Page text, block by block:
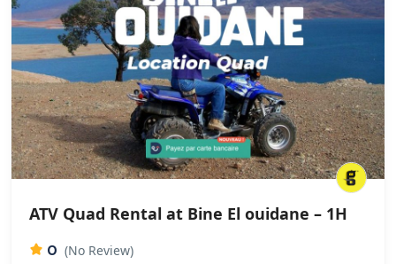
ATV Quad Rental at Bine El ouidane – 1H
0 (No Review)